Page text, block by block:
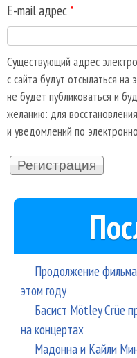
E-mail адрес *
Существующий адрес
с сайта будут отсылаться
не будет публиковаться и
желанию: для
и уведомлений по
Продолжение
этом году
Басист Mötley Crüe
на концертах
Мадонна и Кайли